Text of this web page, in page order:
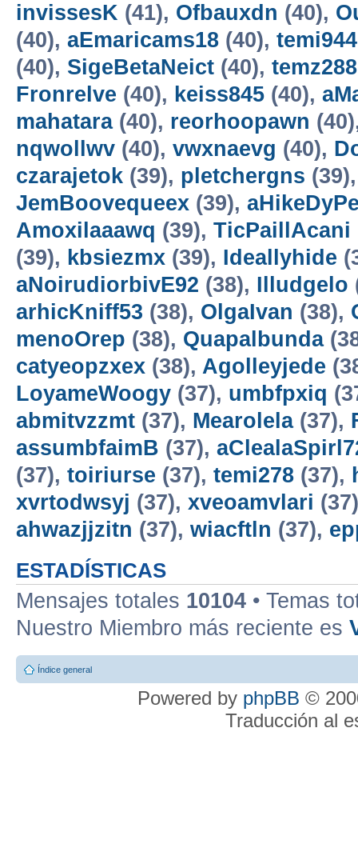
invissesK (41), Ofbauxdn (40),
(40), aEmaricams18 (40), temi944
(40), SigeBetaNeict (40), temz288
Fronrelve (40), keiss845 (40),
mahatara(40), reorhoopawn
nqwollwv (40), vwxnaevg (40),
czarajetok (39), pletchergns
JemBoovequeex (39),
Amoxilaaawq (39), TicPaillAcani
(39), kbsiezmx (39), Ideallyhide
aNoirudiorbivE92 (38), Illudgelo
arhicKniff53 (38), OlgaIvan (38),
menoOrep (38), Quapalbunda
catyeopzxex (38), Agolleyjede
LoyameWoogy (37), umbfpxiq
abmitvzzmt (37), Mearolela(37),
assumbfaimB (37),
(37), toiriurse (37), temi278 (37),
xvrtodwsyj (37), xveoamvlari
ahwazjjzitn (37), wiacftln (37),
ESTADÍSTICAS
Mensajes totales 10104 • Temas
Nuestro Miembro más reciente es
Índice general
Powered by phpBB ©
Traducción al